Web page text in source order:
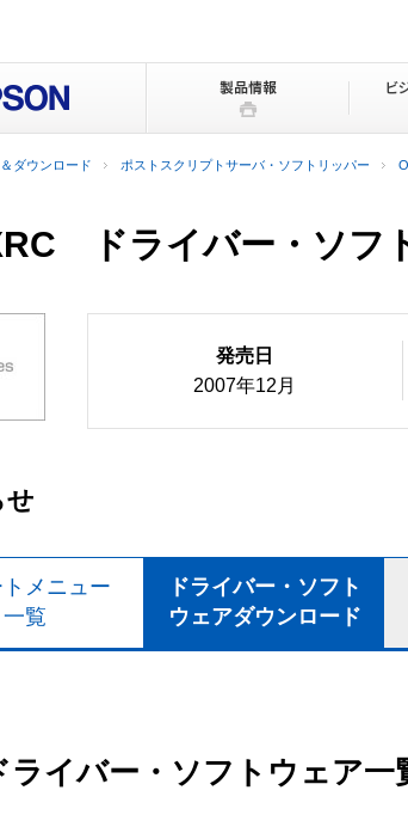
ダウンロード ポストスクリプトサーバ・ソフトリッパー
ドライバー・ソフ
発売日
2007年12月
せ
メニュー
一覧
ドライバー・ソフト
ウェアダウンロード
ライバー・ソフトウェア一